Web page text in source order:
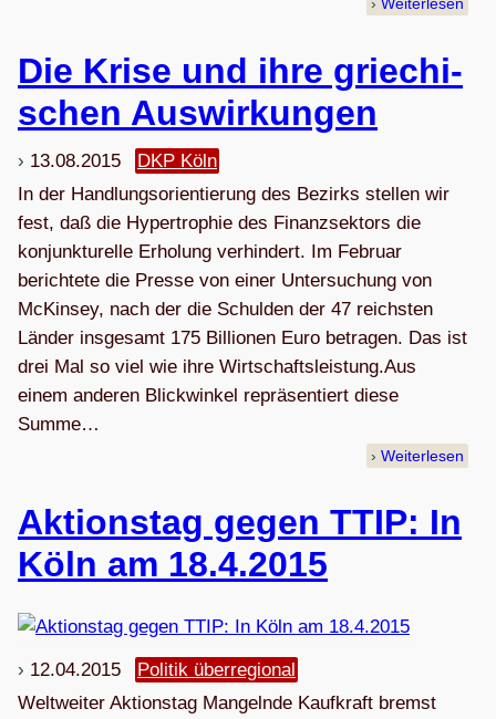
Weiterlesen
Die Krise und ihre grie­chi­
schen Auswirkungen
13.08.2015
DKP Köln
In der Handlungsorientierung des Bezirks stellen wir
fest, daß die Hypertrophie des Finanzsektors die
konjunkturelle Erholung verhindert. Im Februar
berichtete die Presse von einer Untersuchung von
McKinsey, nach der die Schulden der 47 reichsten
Länder insgesamt 175 Billionen Euro betragen. Das ist
drei Mal so viel wie ihre Wirtschaftsleistung.Aus
einem anderen Blickwinkel repräsentiert diese
Summe…
Weiterlesen
Akti­ons­tag gegen TTIP: In
Köln am 18.4.2015
12.04.2015
Politik überregional
Welt­wei­ter Aktionstag Man­geln­de Kauf­kraft bremst